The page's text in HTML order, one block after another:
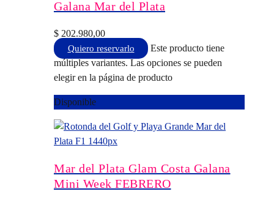
Galana Mar del Plata
$ 202.980,00
Quiero reservarlo
Este producto tiene
múltiples variantes. Las opciones se pueden
elegir en la página de producto
Disponible
Mar del Plata Glam Costa Galana
Mini Week FEBRERO